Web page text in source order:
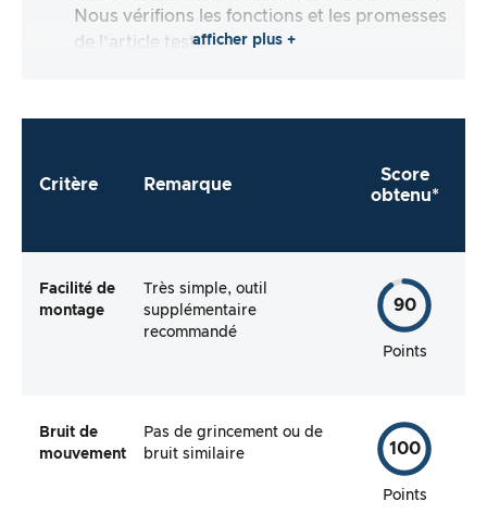
Nous vérifions les fonctions et les promesses
de l’article testé.afficher plus +
Critère Remarque
Score
obtenu*
Facilité de
montage
Très simple, outil
supplémentaire
recommandé
90
Points
Bruit de
mouvement
Pas de grincement ou de
bruit similaire
100
Points